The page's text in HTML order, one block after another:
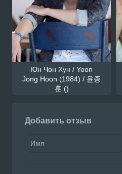
Юн Чон Хун / Yoon
Jong Hoon (1984) / 윤종
훈 ()
Добавить отзыв